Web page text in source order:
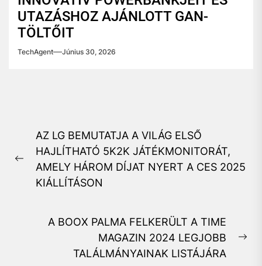
UTAZÁSHOZ AJÁNLOTT GAN-
TÖLTŐIT
TechAgent Június 30, 2026
navigáció
Previous
post:
AZ LG BEMUTATJA A VILÁG ELSŐ
HAJLÍTHATÓ 5K2K JÁTÉKMONITORÁT,
AMELY HÁROM DÍJAT NYERT A CES 2025
KIÁLLÍTÁSON
A BOOX PALMA FELKERÜLT A TIME
MAGAZIN 2024 LEGJOBB
TALÁLMÁNYAINAK LISTÁJÁRA